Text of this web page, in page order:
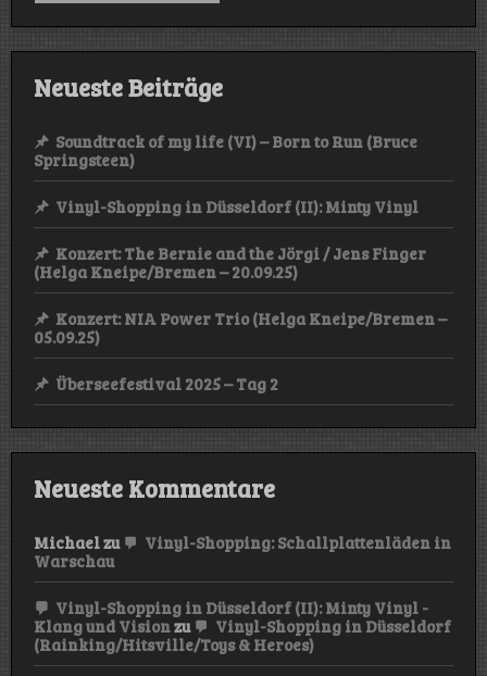
Neueste Beiträge
Soundtrack of my life (VI) – Born to Run (Bruce
Springsteen)
Vinyl-Shopping in Düsseldorf (II): Minty Vinyl
Konzert: The Bernie and the Jörgi / Jens Finger
(Helga Kneipe/Bremen – 20.09.25)
Konzert: NIA Power Trio (Helga Kneipe/Bremen –
05.09.25)
Überseefestival 2025 – Tag 2
Neueste Kommentare
Michaelzu
Vinyl-Shopping: Schallplattenläden in
Warschau
Vinyl-Shopping in Düsseldorf (II): Minty Vinyl -
Klang und Visionzu
Vinyl-Shopping in Düsseldorf
(Rainking/Hitsville/Toys & Heroes)